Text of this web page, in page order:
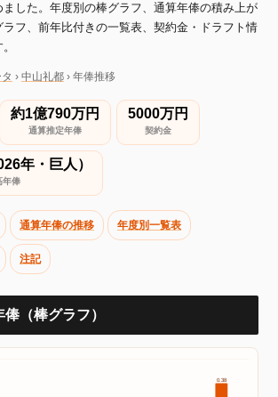
ました。年度別の棒グラフ、通算年俸の積み上が
ラフ、前年比付きの一覧表、契約金・ドラフト情
› 中山礼都 › 年俸推移
約1億790万円
通算推定年俸
5000万円
契約金
年・巨人）
年俸
通算年俸の推移 年度別一覧表
注記
（棒グラフ）
0.38